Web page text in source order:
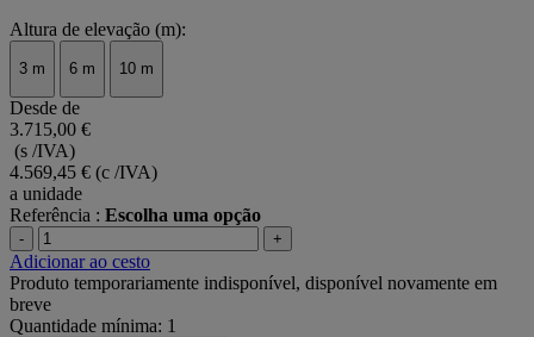
Altura de elevação (m):
3 m 6 m 10 m
Desde de
3.715,00 €
(s /IVA)
4.569,45 € (c /IVA)
a unidade
Referência : Escolha uma opção
- +
Adicionar ao cesto
Produto temporariamente indisponível, disponível novamente em
breve
Quantidade mínima: 1